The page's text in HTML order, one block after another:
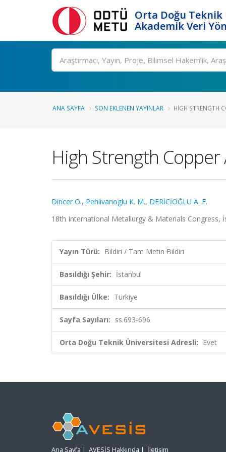
Orta Doğu
Akademik Veri
Ara
ANA SAYFA SON EKLENEN YAYINLAR HIGH STRENGTH
High Strength
Dincer O., Pehlivanoglu K. M., DERİCİOĞLU A. F.
18th International Metallurgy & Materials Congress,
Yayın Türü: Bildiri / Tam Metin Bildiri
Basıldığı Şehir: İstanbul
Basıldığı Ülke: Türkiye
Sayfa Sayıları: ss.693-696
Orta Doğu Teknik Üniversitesi Adresli: Evet
Ana Sayfa | AVESİS Hakkında | İletişim